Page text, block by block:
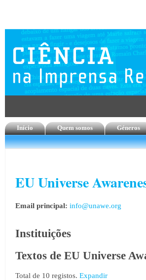
Início Quem somos Géneros
EU Universe
Email principal: info@unawe.org
Instituições
Textos de EU Universe
Total de 10 registos. Expandir